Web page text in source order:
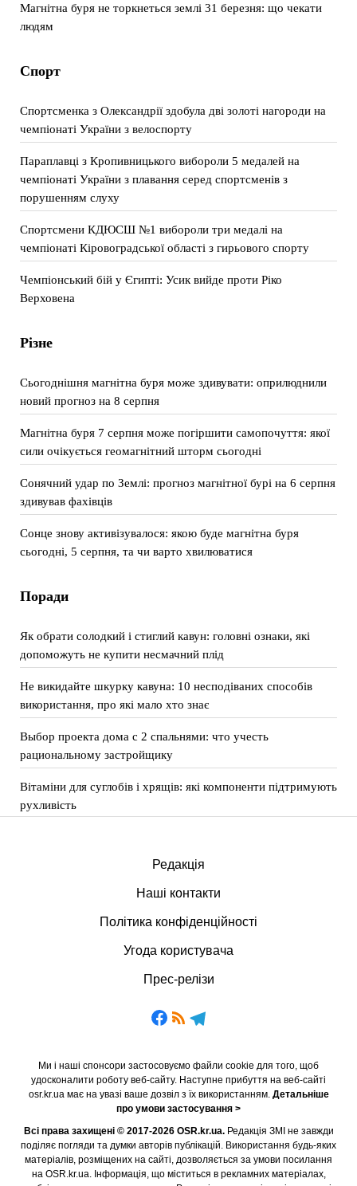
Магнітна буря не торкнеться землі 31 березня: що чекати
людям
Спорт
Спортсменка з Олександрії здобула дві золоті нагороди на
чемпіонаті України з велоспорту
Параплавці з Кропивницького вибороли 5 медалей на
чемпіонаті України з плавання серед спортсменів з
порушенням слуху
Спортсмени КДЮСШ №1 вибороли три медалі на
чемпіонаті Кіровоградської області з гирьового спорту
Чемпіонський бій у Єгипті: Усик вийде проти Ріко
Верховена
Різне
Сьогоднішня магнітна буря може здивувати: оприлюднили
новий прогноз на 8 серпня
Магнітна буря 7 серпня може погіршити самопочуття: якої
сили очікується геомагнітний шторм сьогодні
Сонячний удар по Землі: прогноз магнітної бурі на 6 серпня
здивував фахівців
Сонце знову активізувалося: якою буде магнітна буря
сьогодні, 5 серпня, та чи варто хвилюватися
Поради
Як обрати солодкий і стиглий кавун: головні ознаки, які
допоможуть не купити несмачний плід
Не викидайте шкурку кавуна: 10 несподіваних способів
використання, про які мало хто знає
Выбор проекта дома с 2 спальнями: что учесть
рациональному застройщику
Вітаміни для суглобів і хрящів: які компоненти підтримують
рухливість
Редакція
Наші контакти
Політика конфіденційності
Угода користувача
Прес-релізи
Ми і наші спонсори застосовуємо файли cookie для того, щоб
удосконалити роботу веб-сайту. Наступне прибуття на веб-сайті
osr.kr.ua має на увазі ваше дозвіл з їх використанням. Детальніше
про умови застосування >
Всі права захищені © 2017-2026 OSR.kr.ua.Редакція ЗМІ не завжди
поділяє погляди та думки авторів публікацій. Використання будь-яких
матеріалів, розміщених на сайті, дозволяється за умови посилання
на OSR.kr.ua. Інформація, що міститься в рекламних матеріалах,